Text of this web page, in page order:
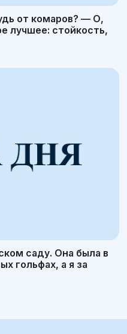
от комаров? — О,
лучшее: стойкость,
саду. Она была в
гольфах, а я за